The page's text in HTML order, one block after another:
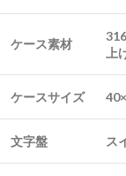
ケース素材
ケースサイズ
文字盤 ス